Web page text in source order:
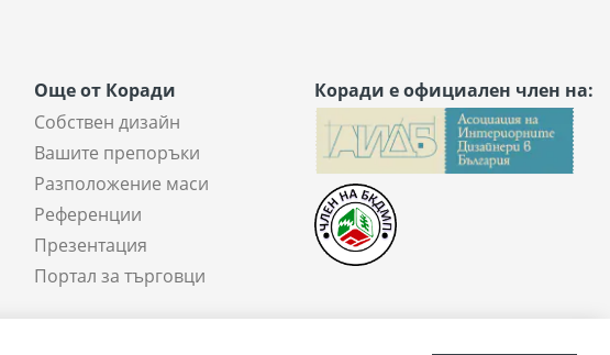
Още от Коради
Собствен дизайн
Вашите препоръки
Разположение маси
Референции
Презентация
Портал за търговци
Коради е официален член на: